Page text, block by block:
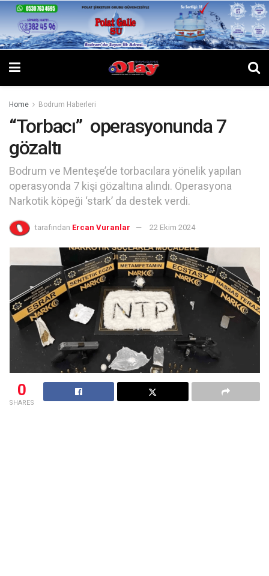
Home Bodrum Haberleri
“Torbacı” operasyonunda 7
gözaltı
Bodrum ve Menteşe’de torbacılara yönelik yapılan
operasyonda 7 kişi gözaltına alındı. Operasyona
Narkotik köpeği ‘stark’ da destek verdi.
tarafından Ercan Vuranlar 22 Ekim 2024
0
SHARES